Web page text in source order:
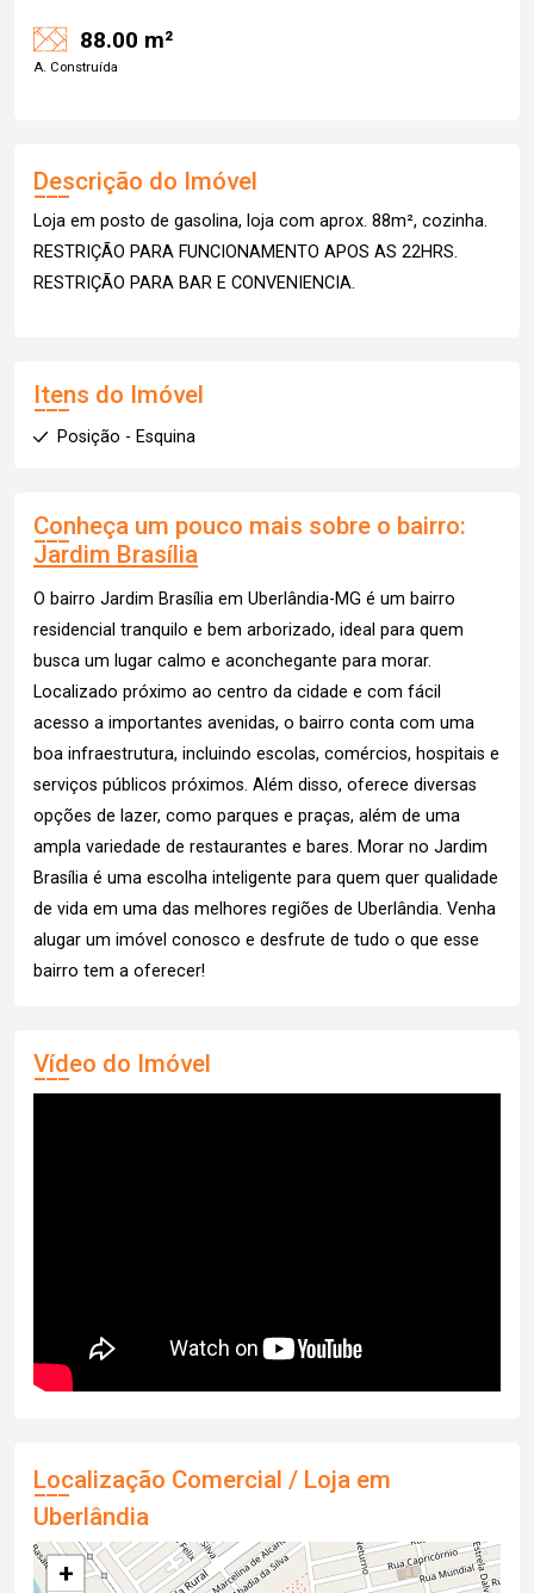
88.00 m²
A. Construída
Descrição do Imóvel
Loja em posto de gasolina, loja com aprox. 88m², cozinha.
RESTRIÇÃO PARA FUNCIONAMENTO APOS AS 22HRS.
RESTRIÇÃO PARA BAR E CONVENIENCIA.
Itens do Imóvel
Posição - Esquina
Conheça um pouco mais sobre o bairro:
Jardim Brasília
O bairro Jardim Brasília em Uberlândia-MG é um bairro
residencial tranquilo e bem arborizado, ideal para quem
busca um lugar calmo e aconchegante para morar.
Localizado próximo ao centro da cidade e com fácil
acesso a importantes avenidas, o bairro conta com uma
boa infraestrutura, incluindo escolas, comércios, hospitais e
serviços públicos próximos. Além disso, oferece diversas
opções de lazer, como parques e praças, além de uma
ampla variedade de restaurantes e bares. Morar no Jardim
Brasília é uma escolha inteligente para quem quer qualidade
de vida em uma das melhores regiões de Uberlândia. Venha
alugar um imóvel conosco e desfrute de tudo o que esse
bairro tem a oferecer!
Vídeo do Imóvel
Localização Comercial / Loja em
Uberlândia
+